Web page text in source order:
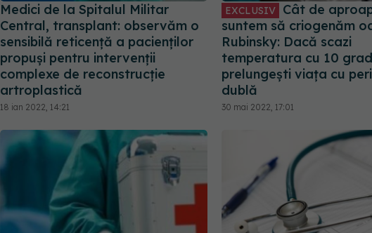
Medici de la Spitalul Militar
Central, transplant: observăm o
sensibilă reticență a pacienților
propuși pentru intervenții
complexe de reconstrucție
artroplastică
18 ian 2022, 14:21
EXCLUSIV
Cât de
suntem să criogenăm
Rubinsky: Dacă scazi
temperatura cu 10
prelungești viața cu
dublă
30 mai 2022, 17:01